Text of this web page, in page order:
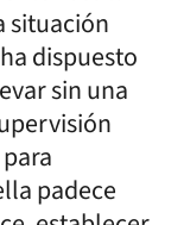
situación
dispuesto
sin una
padece